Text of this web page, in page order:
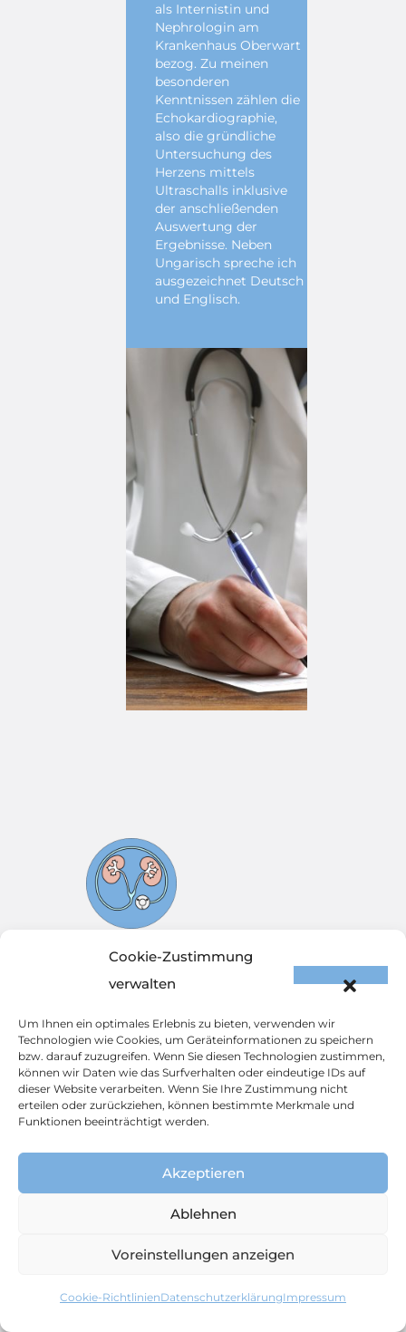
Cookie-Zustimmung
verwalten
Um Ihnen ein optimales Erlebnis zu bieten, verwenden wir
Technologien wie Cookies, um Geräteinformationen zu speichern
bzw. darauf zuzugreifen. Wenn Sie diesen Technologien zustimmen,
können wir Daten wie das Surfverhalten oder eindeutige IDs auf
dieser Website verarbeiten. Wenn Sie Ihre Zustimmung nicht
erteilen oder zurückziehen, können bestimmte Merkmale und
Funktionen beeinträchtigt werden.
Akzeptieren
Ablehnen
Voreinstellungen anzeigen
Cookie-RichtlinienDatenschutz­erklärungImpressum
als Internistin und
Nephrologin am
Krankenhaus Oberwart
bezog. Zu meinen
besonderen
Kenntnissen zählen die
Echokardiographie,
also die gründliche
Untersuchung des
Herzens mittels
Ultraschalls inklusive
der anschließenden
Auswertung der
Ergebnisse. Neben
Ungarisch spreche ich
ausgezeichnet Deutsch
und Englisch.
Internist Oberschützen
Praxis
Tatzmannsdorfer
Straße 13f
7432 Oberschützen
+ 43 676 611 00 58
office@internist-
Leistungen